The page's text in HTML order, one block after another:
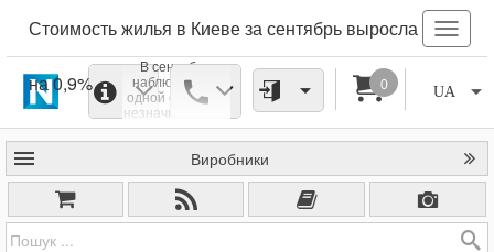
Стоимость жилья в Киеве за сентябрь выросла
на 0,9%
В сентябре
наблюдался с
одной стороны,
незначительный
рост цен на
киевскую
недвижимость, с
другой -
устойчивый рост
числа
предложений,
UA
0
Виробники